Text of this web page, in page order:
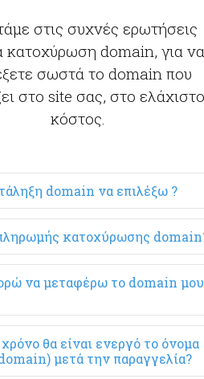
στις συχνές ερωτήσεις
κατοχύρωση domain, για να
σωστά το domain που
στο site σας, στο ελάχιστο
κόστος.
domain να επιλέξω ?
κατοχύρωσης
να μεταφέρω το domain
θα είναι ενεργό το όνομα
μετά την παραγγελία?